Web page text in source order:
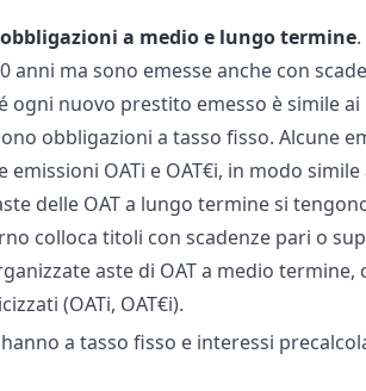
a medio e lungo termine
ma sono emesse anche con
ogni nuovo prestito emesso è simile ai
obbligazioni a tasso fisso. Alcune
OATi e OAT€i, in modo simile
delle OAT a lungo termine si
colloca titoli con scadenze pari o
aste di OAT a medio termine,
(OATi, OAT€i).
a tasso fisso e interessi